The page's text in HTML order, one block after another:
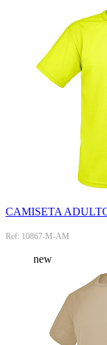
CAMISETA
Ref: 10867-M-AM
new